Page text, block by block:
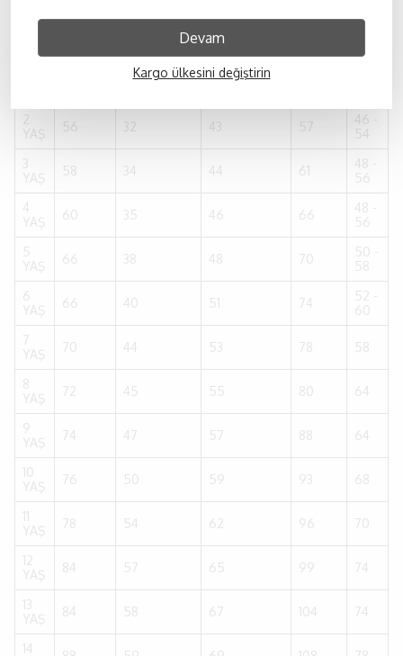
Devam
Kargo ülkesini değiştirin
UZUNLUĞU
UZUNLUĞU
29 41
2
YAŞ
56 32 43 57
46 -
54
3
YAŞ
58 34 61
48 -
56
4
YAŞ
60 35 46 66
48 -
56
5
YAŞ
66 38 48 70
50 -
58
6
YAŞ
66 40 51 74
52 -
60
7
YAŞ
70 44 53 78 58
8
YAŞ
72 45 55 80 64
9
YAŞ
74 47 57 88 64
10
YAŞ
76 50 59 93 68
11
YAŞ
78 54 62 96 70
12
YAŞ
84 57 65 99 74
13
YAŞ
84 58 67 104 74
14